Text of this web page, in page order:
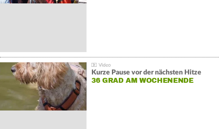
Kurze Pause vor der nächsten Hitze
36 GRAD AM WOCHENENDE